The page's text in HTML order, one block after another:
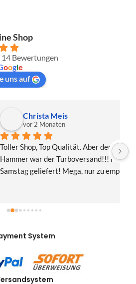
Shop
Bewertungen
oogle
uns auf
Aber der absolute
Freitag bestellt,
Mega, nur zu empfehlen👍
System